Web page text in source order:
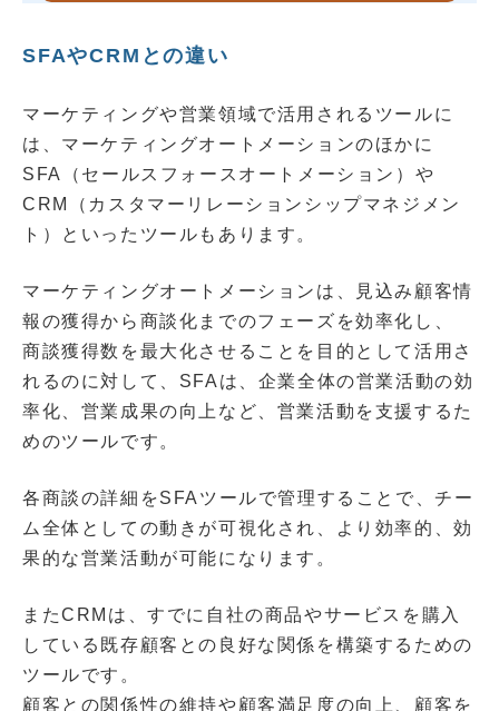
SFAやCRMとの違い
マーケティングや営業領域で活用されるツールに
は、マーケティングオートメーションのほかに
SFA（セールスフォースオートメーション）や
CRM（カスタマーリレーションシップマネジメン
ト）といったツールもあります。
マーケティングオートメーションは、見込み顧客情
報の獲得から商談化までのフェーズを効率化し、
商談獲得数を最大化させることを目的として活用さ
れるのに対して、SFAは、企業全体の営業活動の効
率化、営業成果の向上など、営業活動を支援するた
めのツールです。
各商談の詳細をSFAツールで管理することで、チー
ム全体としての動きが可視化され、より効率的、効
果的な営業活動が可能になります。
またCRMは、すでに自社の商品やサービスを購入
している既存顧客との良好な関係を構築するための
ツールです。
顧客との関係性の維持や顧客満足度の向上、顧客を